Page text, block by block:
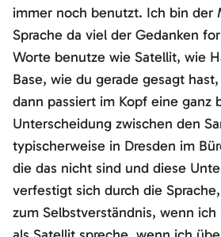
immer noch benutzt. Ich bin der
Sprache da viel der Gedanken
Worte benutze wie Satellit, wie
Base, wie du gerade gesagt
dann passiert im Kopf eine ganz
Unterscheidung zwischen den
typischerweise in Dresden im
die das nicht sind und diese
verfestigt sich durch die
zum Selbstverständnis, wenn